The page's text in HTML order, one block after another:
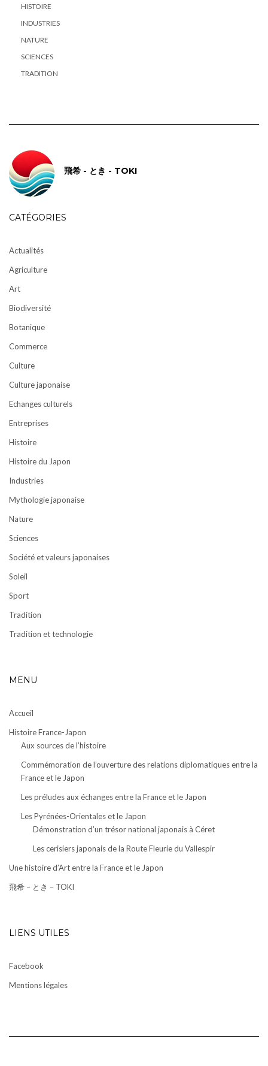
HISTOIRE
INDUSTRIES
NATURE
SCIENCES
TRADITION
飛希 - とき - TOKI
CATÉGORIES
Actualités
Agriculture
Art
Biodiversité
Botanique
Commerce
Culture
Culture japonaise
Echanges culturels
Entreprises
Histoire
Histoire du Japon
Industries
Mythologie japonaise
Nature
Sciences
Société et valeurs japonaises
Soleil
Sport
Tradition
Tradition et technologie
MENU
Accueil
Histoire France-Japon
Aux sources de l’histoire
Commémoration de l’ouverture des relations diplomatiques entre la
France et le Japon
Les préludes aux échanges entre la France et le Japon
Les Pyrénées-Orientales et le Japon
Démonstration d’un trésor national japonais à Céret
Les cerisiers japonais de la Route Fleurie du Vallespir
Une histoire d’Art entre la France et le Japon
飛希 – とき – TOKI
LIENS UTILES
Facebook
Mentions légales